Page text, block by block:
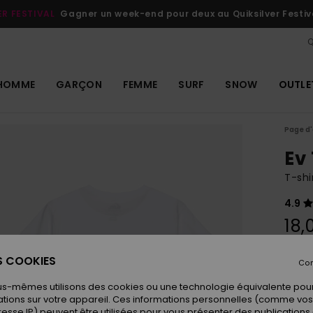
FESTIVAL Gagner un week-end pour deux au Quiksilver
GARÇON FEMME SURF SNOW
Page
T-
4.9
COOKIES
mêmes utilisons des cookies ou une technologie équivalente
sur votre appareil. Ces informations personnelles (comme